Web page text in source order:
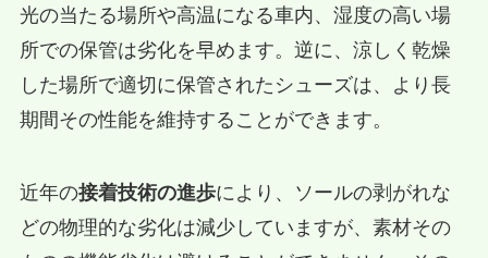
光の当たる場所や高温になる車内、湿度の高い場
所での保管は劣化を早めます。逆に、涼しく乾燥
した場所で適切に保管されたシューズは、より長
期間その性能を維持することができます。
近年の接着技術の進歩により、ソールの剥がれな
どの物理的な劣化は減少していますが、素材その